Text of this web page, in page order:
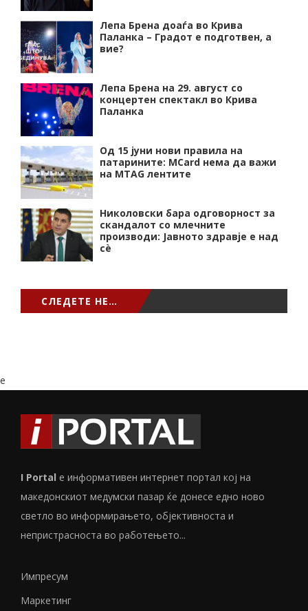
Лепа Брена доаѓа во Крива
Паланка – Градот е подготвен, а
вие?
Лепа Брена на 29. август со
концертен спектакл во Крива
Паланка
Од 15 јуни нови правила на
патарините: MCard нема да важи
на MTAG лентите
Николовски бара одговорност за
скандалот со млечните
производи: Јавното здравје е над
сѐ
СЛЕДЕТЕ НЕ…
e
I Portal е информативен интернет портал кој на
македонскиот медумски пазар ќе донесе едно ново
светло во информирањето, објективноста и
непристрасноста во работењето...
Импресум
Маркетинг